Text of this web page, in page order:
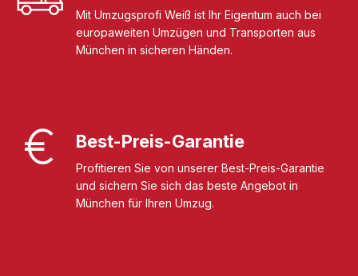
Mit Umzugsprofi Weiß ist Ihr Eigentum auch bei
europaweiten Umzügen und Transporten aus
München in sicheren Händen.
Best-Preis-Garantie
Profitieren Sie von unserer Best-Preis-Garantie
und sichern Sie sich das beste Angebot in
München für Ihren Umzug.